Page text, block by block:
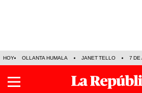
HOY OLLANTA HUMALA JANET TELLO 7 DE